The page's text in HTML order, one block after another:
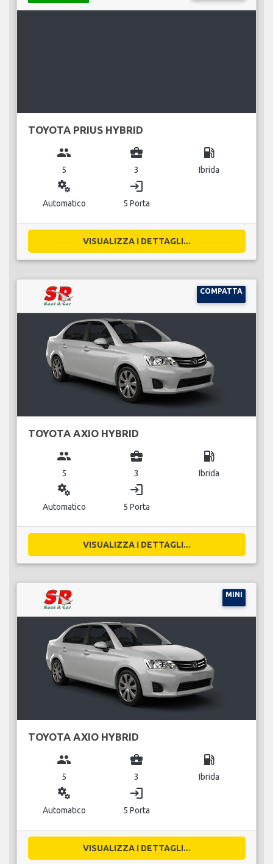
TOYOTA PRIUS HYBRID
group
5
business_center
3
local_gas_station
Ibrida
miscellaneous_services
Automatico
login
5 Porta
VISUALIZZA I DETTAGLI...
COMPATTA
TOYOTA AXIO HYBRID
group
5
business_center
3
local_gas_station
Ibrida
miscellaneous_services
Automatico
login
5 Porta
VISUALIZZA I DETTAGLI...
MINI
TOYOTA AXIO HYBRID
group
5
business_center
3
local_gas_station
Ibrida
miscellaneous_services
Automatico
login
5 Porta
VISUALIZZA I DETTAGLI...